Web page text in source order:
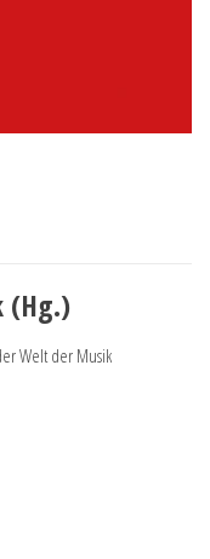
(Hg.)
Welt der Musik